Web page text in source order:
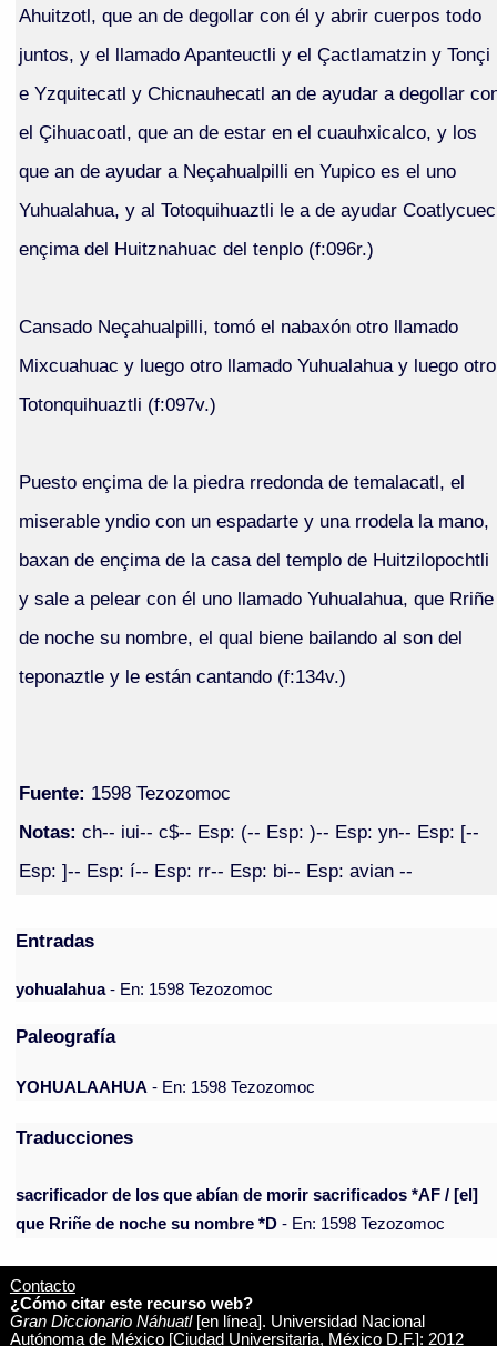
Ahuitzotl, que an de degollar con él y abrir cuerpos todo
juntos, y el llamado Apanteuctli y el Çactlamatzin y Tonçi
e Yzquitecatl y Chicnauhecatl an de ayudar a degollar
el Çihuacoatl, que an de estar en el cuauhxicalco, y los
que an de ayudar a Neçahualpilli en Yupico es el uno
Yuhualahua, y al Totoquihuaztli le a de ayudar Coatlycuec
ençima del Huitznahuac del tenplo (f:096r.)
Cansado Neçahualpilli, tomó el nabaxón otro llamado
Mixcuahuac y luego otro llamado Yuhualahua y luego otro
Totonquihuaztli (f:097v.)
Puesto ençima de la piedra rredonda de temalacatl, el
miserable yndio con un espadarte y una rrodela la mano,
baxan de ençima de la casa del templo de Huitzilopochtli
y sale a pelear con él uno llamado Yuhualahua, que Rriñe
de noche su nombre, el qual biene bailando al son del
teponaztle y le están cantando (f:134v.)
Fuente: 1598 Tezozomoc
Notas: ch-- iui-- c$-- Esp: (-- Esp: )-- Esp: yn-- Esp: [--
Esp: ]-- Esp: í-- Esp: rr-- Esp: bi-- Esp: avian --
Entradas
yohualahua- En: 1598 Tezozomoc
Paleografía
YOHUALAAHUA - En: 1598 Tezozomoc
Traducciones
sacrificador de los que abían de morir sacrificados *AF / [el]
que Rriñe de noche su nombre *D - En: 1598 Tezozomoc
Contacto
¿Cómo citar este recurso web?
Gran Diccionario Náhuatl[en línea]. Universidad Nacional
Autónoma de México [Ciudad Universitaria, México D.F.]: 2012